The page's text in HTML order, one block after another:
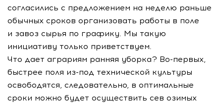
согласились с предложением на неделю раньше
обычных сроков организовать работы в поле
и завоз сырья по графику. Мы такую
инициативу только приветствуем.
Что дает аграриям ранняя уборка? Во-первых,
быстрее поля из-под технической культуры
освободятся, следовательно, в оптимальные
сроки можно будет осуществить сев озимых